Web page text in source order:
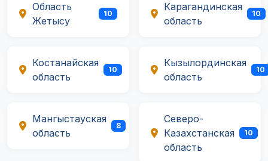
Область
Жетысу
10
Карагандинская
область
10
Костанайская
область
10
Кызылординская
область
10
Мангыстауская
область
8
Северо-
Казахстанская
область
10